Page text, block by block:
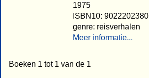
1975
ISBN10: 9022202380
genre: reisverhalen
Meer informatie...
Boeken 1 tot 1 van de 1